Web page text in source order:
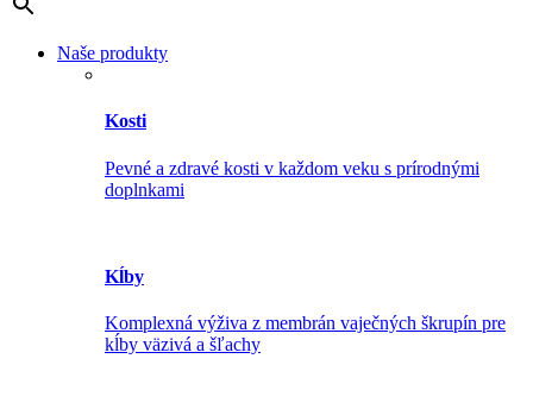
Naše produkty
Kosti
Pevné a zdravé kosti v každom veku s prírodnými
doplnkami
Kĺby
Komplexná výživa z membrán vaječných škrupín pre
kĺby väzivá a šľachy